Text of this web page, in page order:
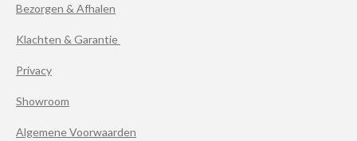
Bezorgen & Afhalen
Klachten & Garantie
Privacy
Showroom
Algemene Voorwaarden